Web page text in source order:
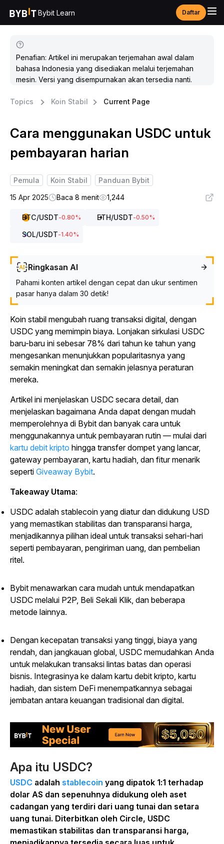
Bybit Learn Daftar
Penafian: Artikel ini merupakan terjemahan awal dalam
bahasa Indonesia yang disediakan melalui terjemahan
mesin. Versi yang disempurnakan akan tersedia nanti.
Topics Koin Stabil Current Page
Cara menggunakan USDC untuk
pembayaran harian
Pemula Koin Stabil
Panduan Bybit
15 Apr 2025
Baca 8 menit 1,244
BTC/USDT-0.80% ETH/USDT-0.50%
SOL/USDT-1.40%
Ringkasan AI
Pahami konten artikel dengan cepat dan ukur sentimen
pasar hanya dalam 30 detik!
Koin stabil mengubah ruang transaksi digital, dengan
USDC yang memimpin biaya. Lonjakan sirkulasi USDC
baru-baru ini sebesar 78% dari tahun ke tahun yang
mengesankan menunjukkan popularitasnya yang
semakin meningkat dan semakin jelasnya peraturan
mereka.
Artikel ini menjelaskan USDC secara detail, dan
menjelaskan bagaimana Anda dapat dengan mudah
memperolehnya di Bybit dan banyak cara untuk
menggunakannya untuk pembayaran rutin — mulai dari
kartu debit kripto hingga transfer dompet yang lancar,
gateway pembayaran, kartu hadiah, dan fitur menarik
seperti Giveaway Bybit.
Takeaway Utama:
USDC adalah stablecoin yang diatur dan didukung USD
yang memastikan stabilitas dan transparansi harga,
menjadikannya pilihan ideal untuk transaksi sehari-hari
seperti pembayaran, pengiriman uang, dan pembelian
ritel.
Bybit menawarkan cara mudah untuk mendapatkan
USDC melalui P2P, Beli Sekali Klik, dan beberapa
metode lainnya.
Dengan kecepatan transaksi yang tinggi, biaya yang
rendah, dan jangkauan global, USDC memudahkan Anda
untuk melakukan transaksi lintas batas dan operasi
bisnis. Integrasinya ke dalam kartu debit kripto, kartu
hadiah, dan sistem DeFi menempatkannya sebagai
jembatan antara keuangan tradisional dan digital.
Apa itu USDC?
USDC adalah stablecoin yang dipatok 1:1 terhadap
dolar AS dan sepenuhnya didukung oleh aset
cadangan yang terdiri dari uang tunai dan setara
uang tunai. Diterbitkan oleh Circle, USDC
memastikan stabilitas dan transparansi harga,